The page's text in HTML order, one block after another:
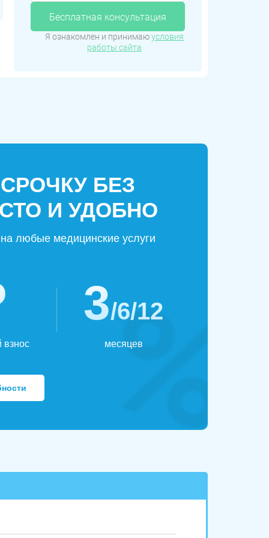
Бесплатная консультация
Я ознакомлен и принимаюусловия
работы сайта
БЕЗ
И УДОБНО
любые медицинские услуги
взнос
3/6/12
месяцев